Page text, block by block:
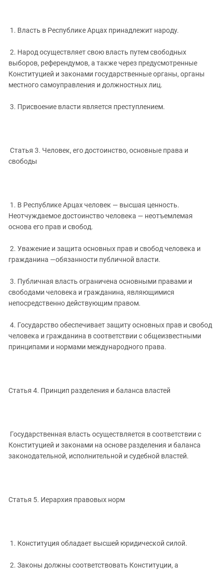
1. Власть в Республике Арцах принадлежит народу.
2. Народ осуществляет свою власть путем свободных
выборов, референдумов, а также через предусмотренные
Конституцией и законами государственные органы, органы
местного самоуправления и должностных лиц.
3. Присвоение власти является преступлением.
Статья 3. Человек, его достоинство, основные права и
свободы
1. В Республике Арцах человек — высшая ценность.
Неотчуждаемое достоинство человека — неотъемлемая
основа его прав и свобод.
2. Уважение и защита основных прав и свобод человека и
гражданина —обязанности публичной власти.
3. Публичная власть ограничена основными правами и
свободами человека и гражданина, являющимися
непосредственно действующим правом.
4. Государство обеспечивает защиту основных прав и свобод
человека и гражданина в соответствии с общеизвестными
принципами и нормами международного права.
Статья 4. Принцип разделения и баланса властей
Государственная власть осуществляется в соответствии с
Конституцией и законами на основе разделения и баланса
законодательной, исполнительной и судебной властей.
Статья 5. Иерархия правовых норм
1. Конституция обладает высшей юридической силой.
2. Законы должны соответствовать Конституции, а